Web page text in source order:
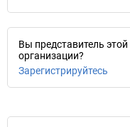
Вы представитель этой
организации?
Зарегистрируйтесь